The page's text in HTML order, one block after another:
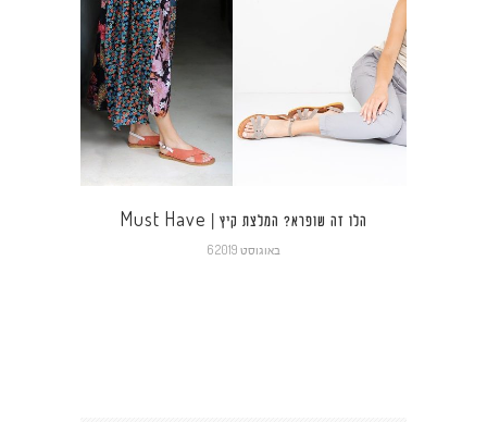
Must Have | הלו זה שופרא? המלצת קיץ
6 באוגוסט 2019